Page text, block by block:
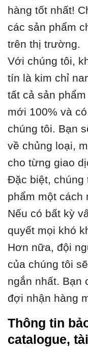
hàng tốt nhất!
các sản phẩm
trên thị trường.
Với chúng tôi,
tín là kim chỉ
tất cả sản
mới 100% và
chúng tôi. Bạn
về chủng loại,
cho từng giao
Đặc biệt, chúng
phẩm một cách
Nếu có bất kỳ
quyết mọi khó
Hơn nữa, đội
của chúng tôi
ngắn nhất. Bạn
đợi nhận hàng
Thông tin
catalogue,